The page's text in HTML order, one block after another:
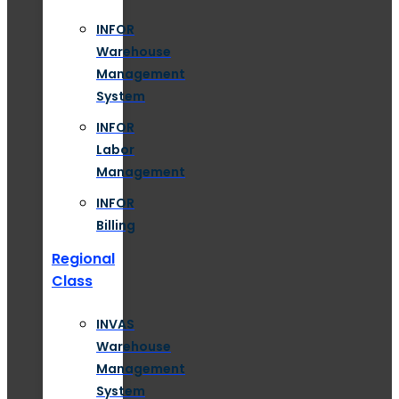
INFOR
Warehouse
Management
System
INFOR
Labor
Management
INFOR
Billing
Regional
Class
INVAS
Warehouse
Management
System